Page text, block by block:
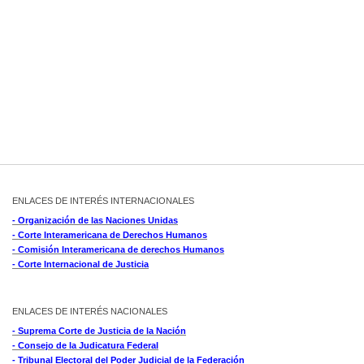
ENLACES DE INTERÉS INTERNACIONALES
- Organización de las Naciones Unidas
- Corte Interamericana de Derechos Humanos
- Comisión Interamericana de derechos Humanos
- Corte Internacional de Justicia
ENLACES DE INTERÉS NACIONALES
- Suprema Corte de Justicia de la Nación
- Consejo de la Judicatura Federal
- Tribunal Electoral del Poder Judicial de la Federación